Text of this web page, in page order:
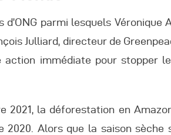
CEFDHAC
parmi lesquels Véronique
Julliard, directeur de
action immédiate pour stopper
2021, la déforestation en
Alors que la saison sèche